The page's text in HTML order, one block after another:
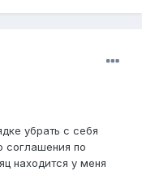
убрать с себя
соглашения по
находится у меня